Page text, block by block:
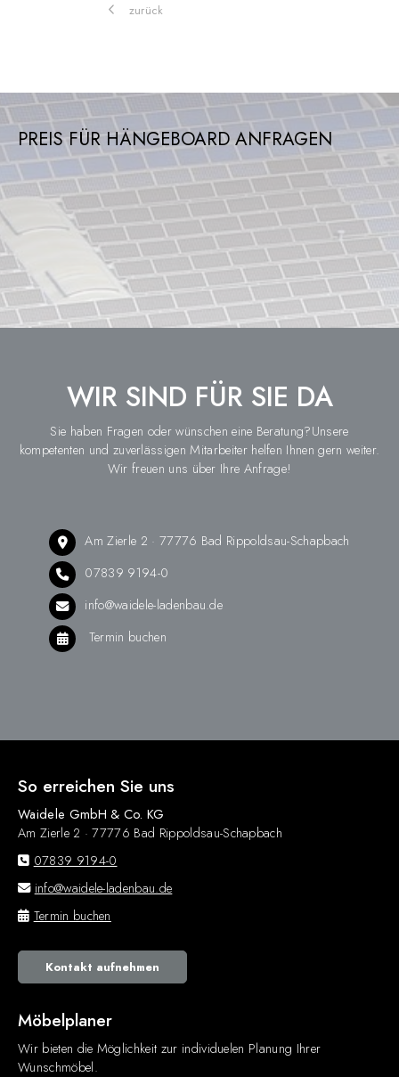
zurück
PREIS FÜR HÄNGEBOARD ANFRAGEN
WIR SIND FÜR SIE DA
Sie haben Fragen oder wünschen eine Beratung?Unsere
kompetenten und zuverlässigen Mitarbeiter helfen Ihnen gern weiter.
Wir freuen uns über Ihre Anfrage!
Am Zierle 2 · 77776 Bad Rippoldsau-Schapbach
07839 9194-0
info@waidele-ladenbau.de
Termin buchen
So erreichen Sie uns
Waidele GmbH & Co. KG
Am Zierle 2 · 77776 Bad Rippoldsau-Schapbach
07839 9194-0
info@waidele-ladenbau.de
Termin buchen
Kontakt aufnehmen
Möbelplaner
Wir bieten die Möglichkeit zur individuelen Planung Ihrer
Wunschmöbel.